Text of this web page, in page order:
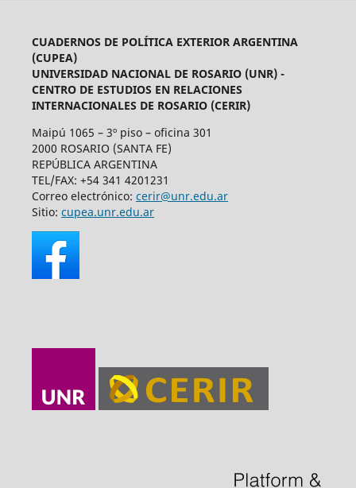
CUADERNOS DE POLÍTICA EXTERIOR ARGENTINA
(CUPEA)
UNIVERSIDAD NACIONAL DE ROSARIO (UNR) -
CENTRO DE ESTUDIOS EN RELACIONES
INTERNACIONALES DE ROSARIO (CERIR)
Maipú 1065 – 3º piso – oficina 301
2000 ROSARIO (SANTA FE)
REPÚBLICA ARGENTINA
TEL/FAX: +54 341 4201231
Correo electrónico: cerir@unr.edu.ar
Sitio: cupea.unr.edu.ar